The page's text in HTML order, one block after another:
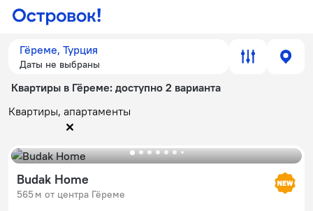
Гёреме, Турция
Даты не выбраны
Квартиры в Гёреме: доступно 2 варианта
Квартиры, апартаменты
Budak Home
565 м от центра Гёреме